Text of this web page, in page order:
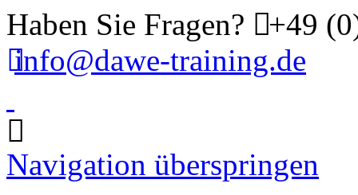
Haben Sie Fragen? +49
info@dawe-training.de
Navigation überspringen